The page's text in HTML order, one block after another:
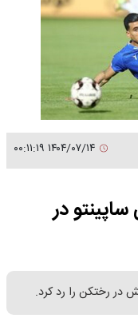
در
در رختکن را رد کرد.